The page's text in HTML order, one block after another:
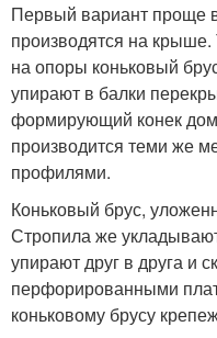
Первый вариант проще
производятся на крыше.
на опоры коньковый
упирают в балки
формирующий конек
производится теми же
профилями.
Коньковый брус,
Стропила же
упирают друг в друга и
перфорированными
коньковому брусу